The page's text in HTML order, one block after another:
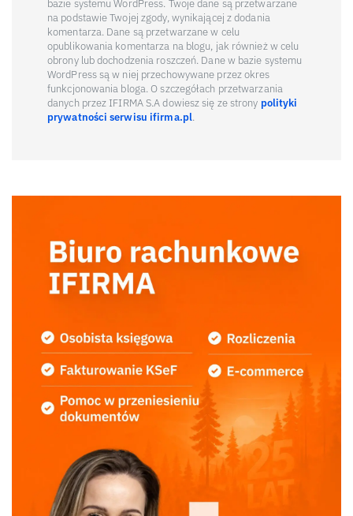
bazie systemu WordPress. Twoje dane są przetwarzane
na podstawie Twojej zgody, wynikającej z dodania
komentarza. Dane są przetwarzane w celu
opublikowania komentarza na blogu, jak również w celu
obrony lub dochodzenia roszczeń. Dane w bazie systemu
WordPress są w niej przechowywane przez okres
funkcjonowania bloga. O szczegółach przetwarzania
danych przez IFIRMA S.A dowiesz się ze strony polityki
prywatności serwisu ifirma.pl.